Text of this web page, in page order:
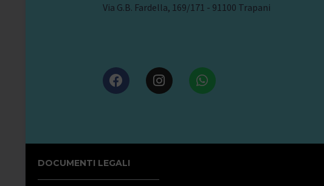
Via G.B. Fardella, 169/171 - 91100 Trapani
DOCUMENTI LEGALI